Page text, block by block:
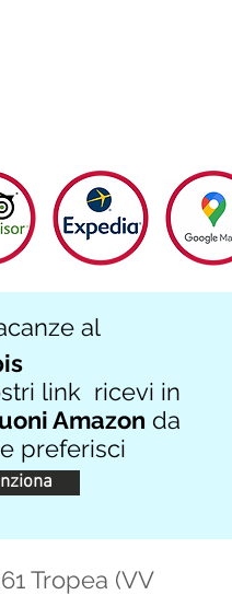
al
link ricevi in
Amazon da
preferisci
Tropea (VV